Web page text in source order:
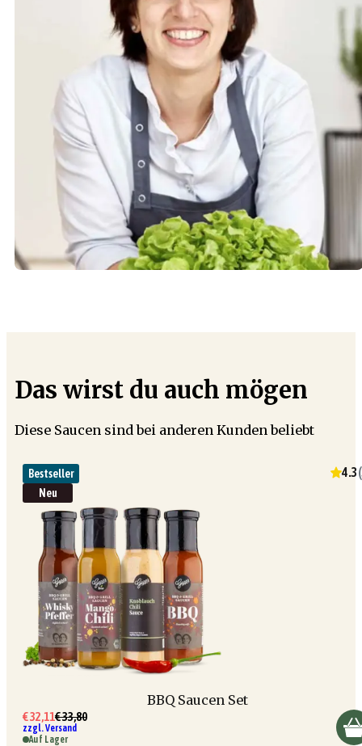
Das wirst du auch mögen
Diese Saucen sind bei anderen Kunden beliebt
Bestseller
Neu
4.3(
BBQ Saucen Set
€ 32,11€ 33,80
zzgl. Versand
Auf Lager